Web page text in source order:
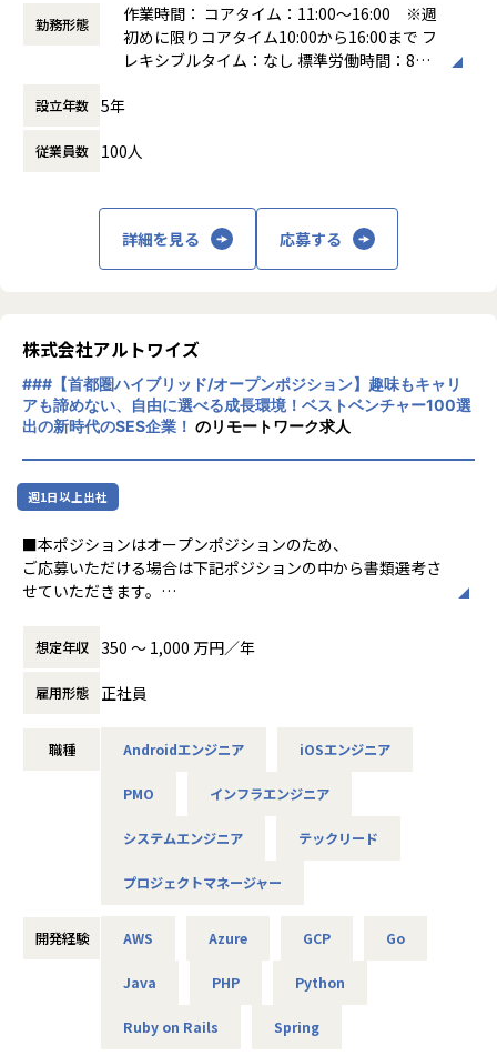
アーキテクチャの設計・実装を並行して推進するフェーズで
あり、中長期の開発速度と品質を両立させるための技術的な
意思決定が求められるポジションです。
バックエンドにも拾える範囲で踏み込み、機能開発をフロン
す。PdMやデザイナーとの仕様策定にも深く関わりながら、
しています。
具体的には・・・
・フロントエンドのアーキテクチャ設計・技術選定・方針策
・コードレビューや設計レビューを通じたチームの技術力の
・パフォーマンス改善、テスト戦略の策定と推進（Jest, Pla
ywright等）
・PdM・デザイナーと連携したUI/UX仕様の検討・フィード
バック
・API設計やバックエンドの実装など、フロントエンドに閉
じない領域への挑戦
■ポジションの魅力
・ビジネスロジックが複雑なマッチングプロダクトの設計〜
デリバリーまでを一気通貫で経験できる
直接議論し、意思決定に関わる裁量の大きいチームで動ける
ーム主導で回していくカルチャーがある
ング全体の業務知識とシステム設計の引き出しが広がる
・フロントエンドに閉じず、API設計やバックエンドにも越
境できるため、技術的な守備範囲を広げながらリードできる
■キャリアパス
チャーが浸透し、
考え方がベースにあります。
ハコベルでは複数プロダクトを展開しており、プロダクトご
ご希望やポジション状況によって、他言語のプロダクト開発
に領域を広げていくことも選択肢としてございます。
勤務形態
作業時間： コアタイム：11:00～16:00 ※週
初めに限りコアタイム10:00から16:00まで フ
レキシブルタイム：なし 標準労働時間：8時
働き方：
休憩時間： 60分
設立年数 5年
従業員数 100人
詳細を見る 応募する
株式会社アルトワイズ
###【首都圏ハイブリッド/オープンポジション】趣味もキャリ
アも諦めない、自由に選べる成長環境！ベストベンチャー100選
出の新時代のSES企業！ のリモートワーク求人
週1日以上出社
■本ポジションはオープンポジションのため、
ご応募いただける場合は下記ポジションの中から書類選考さ
せていただきます。
・PMO
・PL
・システムエンジニア
・スマホアプリエンジニア
「全てのエンジニアをプロフェッショナルに」というミッシ
心理的安全性を育みながら「美しさ、賢さ、優しさ、楽しさ
ビジョンを掲げて取り組んでいます。
美しいデザイン、賢い機能、優しいUI、そして触って楽しい
美しい所作、賢い行動、優しい接し方、そして相手を楽しま
素敵なサービスを素敵な行動をすることで、たくさん創りだ
想定年収 350 〜 1,000 万円／年
雇用形態 正社員
職種 Androidエンジニア iOSエンジニア
PMO インフラエンジニア
システムエンジニア テックリード
プロジェクトマネージャー
開発経験 AWS Azure GCP Go
Java PHP Python
Ruby on Rails Spring